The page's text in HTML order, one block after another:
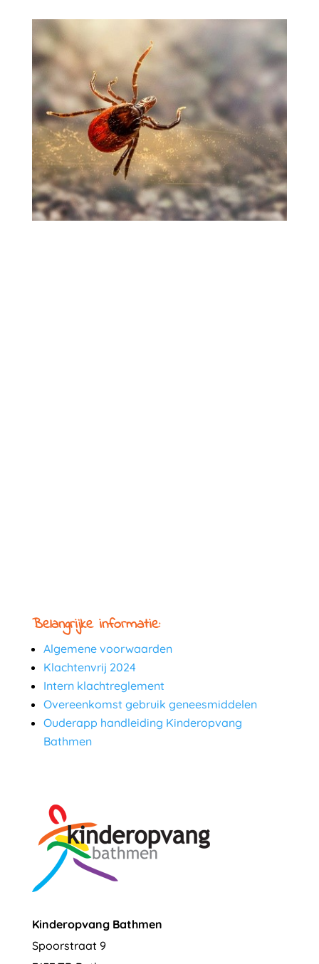
Belangrijke informatie:
Algemene voorwaarden
Klachtenvrij 2024
Intern klachtreglement
Overeenkomst gebruik geneesmiddelen
Ouderapp handleiding Kinderopvang
Bathmen
Kinderopvang Bathmen
Spoorstraat 9